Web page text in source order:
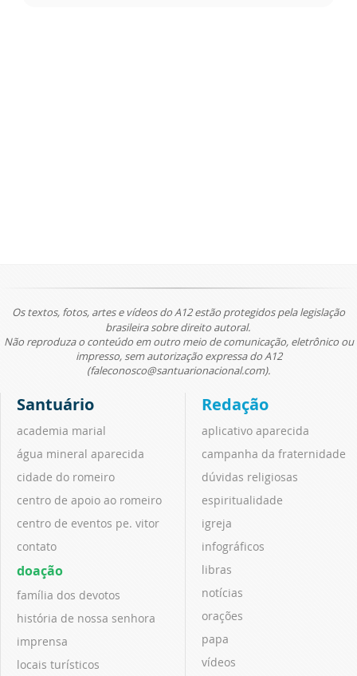
Os textos, fotos, artes e vídeos do A12 estão protegidos pela legislação
brasileira sobre direito autoral.
Não reproduza o conteúdo em outro meio de comunicação, eletrônico ou
impresso, sem autorização expressa do A12
(faleconosco@santuarionacional.com).
Santuário
academia marial
água mineral aparecida
cidade do romeiro
centro de apoio ao romeiro
centro de eventos pe. vitor
contato
doação
família dos devotos
história de nossa senhora
imprensa
locais turísticos
Redação
aplicativo aparecida
campanha da fraternidade
dúvidas religiosas
espiritualidade
igreja
infográficos
libras
notícias
orações
papa
vídeos